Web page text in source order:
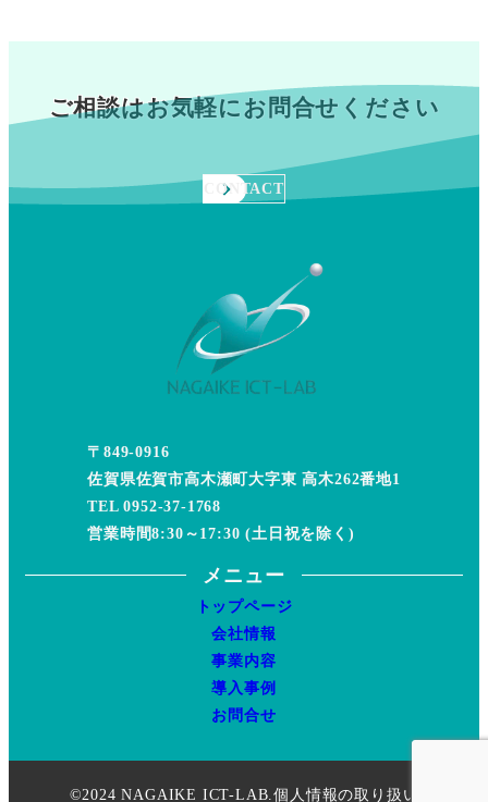
ご相談はお気軽にお問合せください
CONTACT
〒849-0916
佐賀県佐賀市高木瀬町大字東 高木262番地1
TEL 0952-37-1768
営業時間8:30～17:30 (土日祝を除く)
メニュー
トップページ
会社情報
事業内容
導入事例
お問合せ
©2024 NAGAIKE ICT-LAB.個人情報の取り扱い